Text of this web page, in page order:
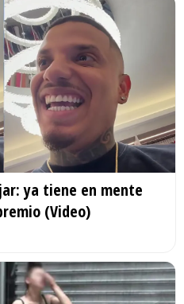
ya tiene en mente
(Video)